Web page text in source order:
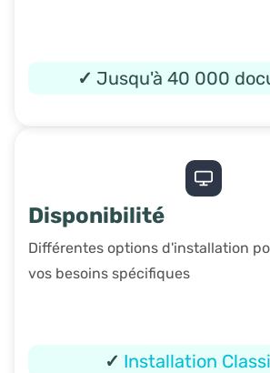
✓ Jusqu'à 40 000
Disponibilité
Différentes options d'installation
vos besoins spécifiques
✓ Installation